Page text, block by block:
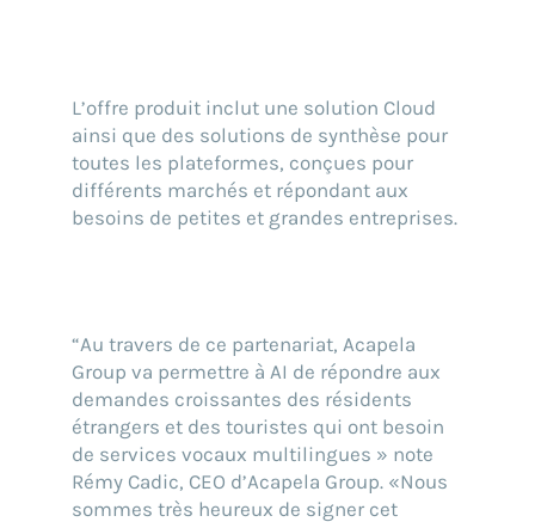
L’offre produit inclut une solution Cloud
ainsi que des solutions de synthèse pour
toutes les plateformes, conçues pour
différents marchés et répondant aux
besoins de petites et grandes entreprises.
“Au travers de ce partenariat, Acapela
Group va permettre à AI de répondre aux
demandes croissantes des résidents
étrangers et des touristes qui ont besoin
de services vocaux multilingues » note
Rémy Cadic, CEO d’Acapela Group. «Nous
sommes très heureux de signer cet